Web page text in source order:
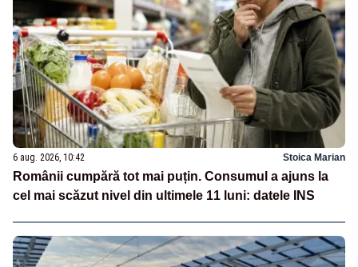
6 aug. 2026, 10:42 Stoica Marian
Românii cumpără tot mai puțin. Consumul a ajuns la
cel mai scăzut nivel din ultimele 11 luni: datele INS